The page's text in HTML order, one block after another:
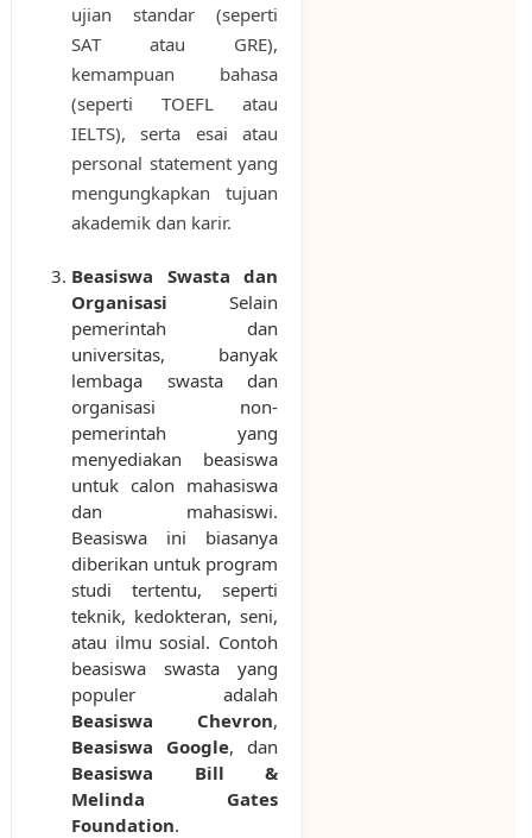
ujian standar (seperti
SAT atau GRE),
kemampuan bahasa
(seperti TOEFL atau
IELTS), serta esai atau
personal statement yang
mengungkapkan tujuan
akademik dan karir.
Beasiswa Swasta dan
Organisasi Selain
pemerintah dan
universitas, banyak
lembaga swasta dan
organisasi non-
pemerintah yang
menyediakan beasiswa
untuk calon mahasiswa
dan mahasiswi.
Beasiswa ini biasanya
diberikan untuk program
studi tertentu, seperti
teknik, kedokteran, seni,
atau ilmu sosial. Contoh
beasiswa swasta yang
populer adalah
Beasiswa Chevron,
Beasiswa Google, dan
Beasiswa Bill &
Melinda Gates
Foundation.